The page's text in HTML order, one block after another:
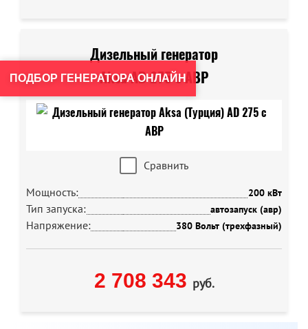
Дизельный генератор
Aksa AD 275 с АВР
Сравнить
Мощность:
200 кВт
Тип запуска: автозапуск (авр)
Напряжение: 380 Вольт (трехфазный)
2 708 343 руб.
ПОДБОР ГЕНЕРАТОРА ОНЛАЙН